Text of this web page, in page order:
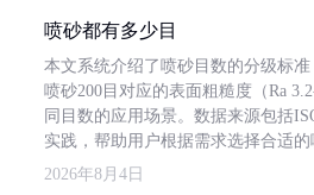
喷砂都有多少目
本文系统介绍了喷砂目数的分级标
喷砂200目对应的表面粗糙度（Ra
同目数的应用场景。数据来源包括
实践，帮助用户根据需求选择合适的
2026年8月4日